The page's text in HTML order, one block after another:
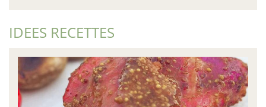
IDEES RECETTES